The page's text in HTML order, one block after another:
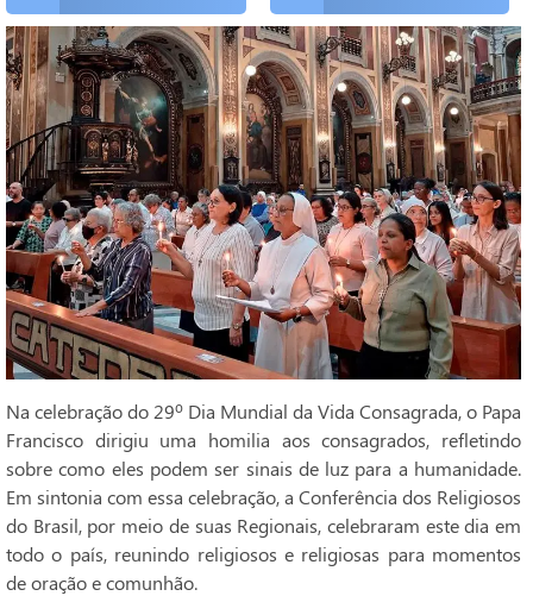
Na celebração do 29º Dia Mundial da Vida Consagrada, o Papa
Francisco dirigiu uma homilia aos consagrados, refletindo
sobre como eles podem ser sinais de luz para a humanidade.
Em sintonia com essa celebração, a Conferência dos Religiosos
do Brasil, por meio de suas Regionais, celebraram este dia em
todo o país, reunindo religiosos e religiosas para momentos
de oração e comunhão.